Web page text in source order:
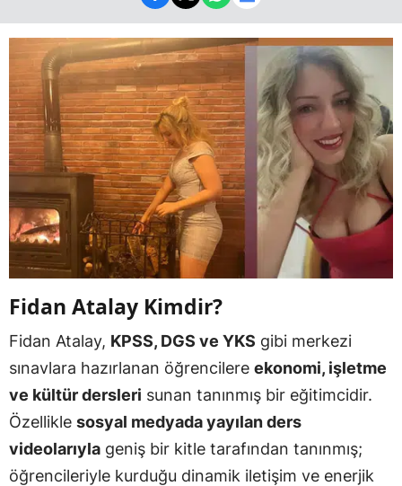
Fidan Atalay Kimdir?
Fidan Atalay, KPSS, DGS ve YKS gibi merkezi
sınavlara hazırlanan öğrencilere ekonomi, işletme
ve kültür dersleri sunan tanınmış bir eğitimcidir.
Özellikle sosyal medyada yayılan ders
videolarıyla geniş bir kitle tarafından tanınmış;
öğrencileriyle kurduğu dinamik iletişim ve enerjik